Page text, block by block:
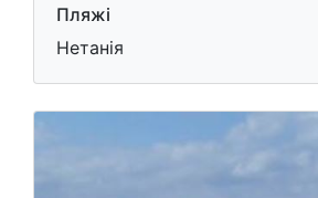
Пляжі
Нетанія